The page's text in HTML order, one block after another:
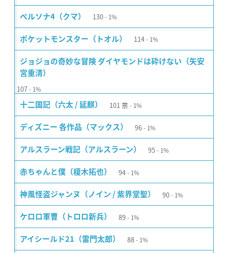
ペルソナ4（クマ） 130 1%
ポケットモンスター（トオル） 114 1%
ジョジョの奇妙な冒険 ダイヤモンドは砕けない（矢安
宮重清）
107 1%
十二国記（六太 / 延麒） 101 票 1%
ディズニー 各作品（マックス） 96 1%
アルスラーン戦記（アルスラーン） 95 1%
赤ちゃんと僕（榎木拓也） 94 1%
神風怪盗ジャンヌ（ノイン / 紫界堂聖） 90 1%
ケロロ軍曹（トロロ新兵） 89 1%
アイシールド21（雷門太郎） 88 1%